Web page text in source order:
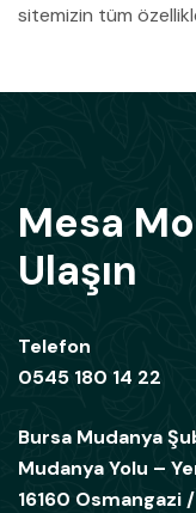
sitemizin tüm
Mesa
Ulaşın
Telefon
0545 180 14 22
Bursa Mudanya
Mudanya Yolu –
16160 Osmangazi